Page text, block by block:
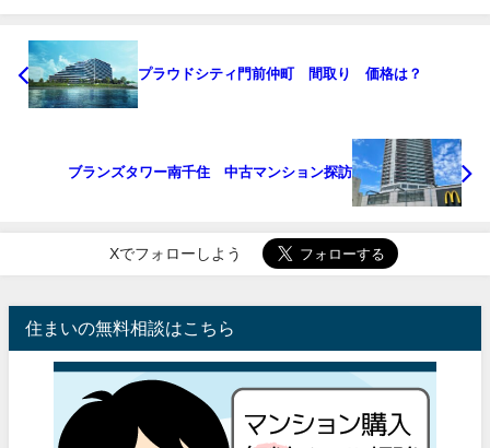
プラウドシティ門前仲町 間取り 価格は？
ブランズタワー南千住 中古マンション探訪
Xでフォローしよう
住まいの無料相談はこちら